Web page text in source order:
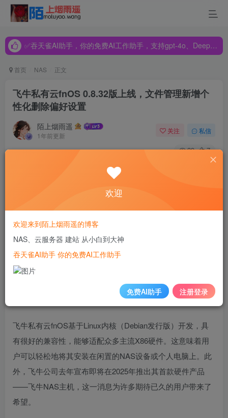
✅吞天雀AI助手，你的免费AI工作助手，支持gpt-4o、DeepSeek、Claude🔥🔥🔥🔥
✅吞天雀AI助手，你的免费AI工作助手，支持gpt-4o、DeepSeek、Claude🔥🔥🔥🔥
首页 NAS 正文
飞牛私有云fnOS 0.8.32版上线，文件管理新增个
性化删除偏好设置
陌上烟雨遥
1年前更新
关注 私信
39 7
近日，飞牛私有云fnOS平台正式推出了0.8.32版本的更新，
管理功能的增强，让用户在操作时拥有了更多的灵活性和控
制权。
在这次更新中，最值得注意的是新增的“删除文件偏好”设
置。用户可以自定义当从使用SMB等共享协议挂载的外部设
备中删除文件时，这些文件是否被转移至回收站。此功能旨
在有效避免误删文件的情况，对于经常需要处理大量文件的
用户而言，这无疑是一个实用且人性化的增强。
飞牛私有云fnOS基于Linux内核（Debian发行版）开发，具
有很好的兼容性，能够适配众多主流X86硬件。这意味着用
户可以轻松地将其安装在闲置的NAS设备或个人电脑上。此
外，飞牛公司去年宣布即将在2025年推出其首款硬件产品
——飞牛NAS主机，这一消息为许多期待已久的用户带来了
希望。
欢迎
欢迎来到陌上烟雨遥的博客
NAS、云服务器 建站 从小白到大神
吞天雀AI助手 你的免费AI工作助手
免费AI助手 注册登录